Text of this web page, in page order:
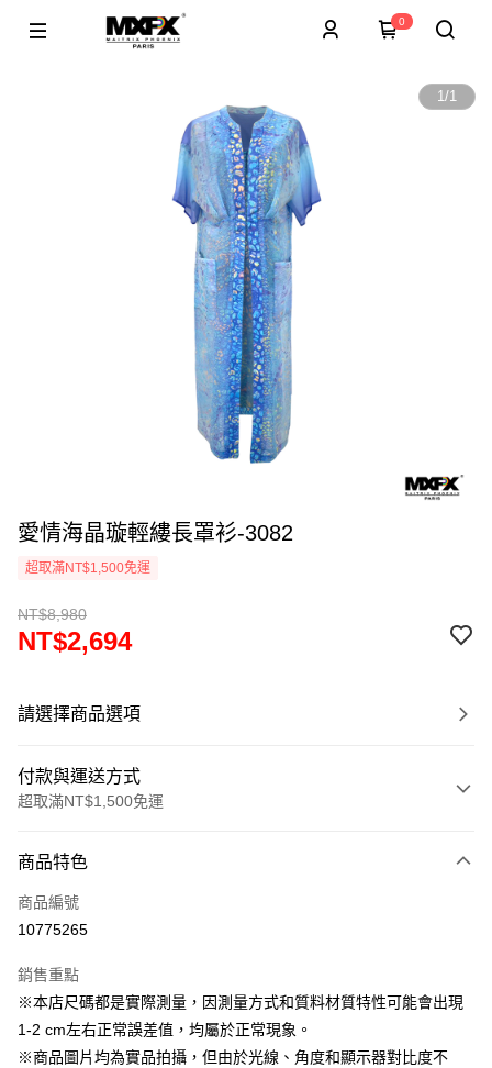
0
1/1
愛情海晶璇輕縷長罩衫-3082
超取滿NT$1,500免運
NT$8,980
NT$2,694
請選擇商品選項
付款與運送方式
超取滿NT$1,500免運
信用卡一次付款
超商取貨付款
Apple Pay
街口支付
商品特色
商品編號
10775265
銷售重點
※本店尺碼都是實際測量，因測量方式和質料材質特性可能會出現
1-2 cm左右正常誤差值，均屬於正常現象。
※商品圖片均為實品拍攝，但由於光線、角度和顯示器對比度不